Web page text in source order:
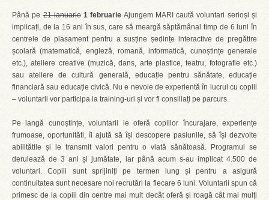
Până pe21 ianuarie 1 februarie Ajungem MARI caută voluntari serioși și
implicați, de la 16 ani în sus, care să meargă săptămânal timp de 6 luni în
centrele de plasament pentru a susține ședințe interactive de pregătire
școlară (matematică, engleză, romană, informatică, cunoștințe generale
etc.), ateliere creative (muzică, dans, arte plastice, teatru, fotografie etc.)
sau ateliere de cultură generală, educație pentru sănătate, educație
financiară sau educație civică. Nu e nevoie de experientă în lucrul cu copiii
– voluntarii vor participa la training-uri și vor fi consiliați pe parcurs.
Pe langă cunoștințe, voluntarii le oferă copiilor încurajare, experiențe
frumoase, oportunităti, îi ajută să își descopere pasiunile, să își dezvolte
abilitătile și le transmit valori pentru o viată sănătoasă. Programul se
derulează de 3 ani și jumătate, iar până acum s-au implicat 4.500 de
voluntari. Copiii sunt sprijiniți pe termen lung și pentru a asigură
continuitatea sunt necesare noi recrutări la fiecare 6 luni. Voluntarii spun că
primesc de la copiii din centre mai mult decât oferă și roagă cât mai mulți